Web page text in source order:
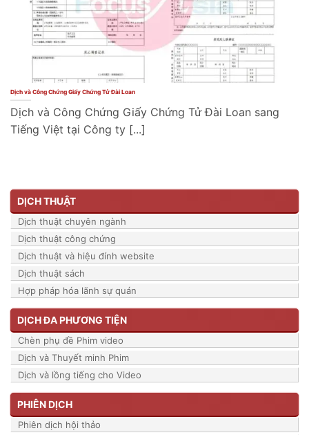
Dịch và Công Chứng Giấy Chứng Tử Đài Loan
Dịch và Công Chứng Giấy Chứng Tử Đài Loan sang
Tiếng Việt tại Công ty [...]
DỊCH THUẬT
Dịch thuật chuyên ngành
Dịch thuật công chứng
Dịch thuật và hiệu đính website
Dịch thuật sách
Hợp pháp hóa lãnh sự quán
DỊCH ĐA PHƯƠNG TIỆN
Chèn phụ đề Phim video
Dịch và Thuyết minh Phim
Dịch và lồng tiếng cho Video
PHIÊN DỊCH
Phiên dịch hội thảo